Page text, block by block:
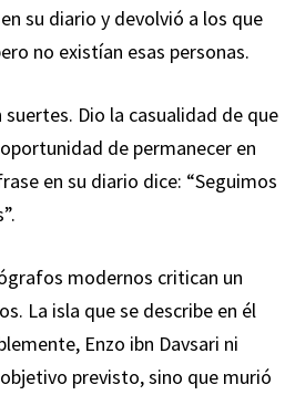
su diario y devolvió a los que
no existían esas personas.
Dio la casualidad de que
de permanecer en
en su diario dice: “Seguimos
modernos critican un
La isla que se describe en él
Enzo ibn Davsari ni
previsto, sino que murió